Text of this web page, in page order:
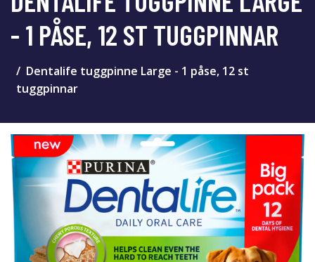
- 1 PÅSE, 12 ST TUGGPINNAR
Dentalife tuggpinne Large - 1 påse, 12 st
tuggpinnar